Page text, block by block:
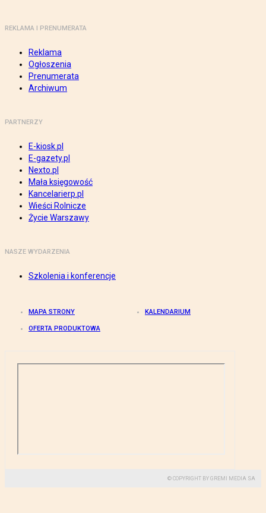
REKLAMA I PRENUMERATA
Reklama
Ogłoszenia
Prenumerata
Archiwum
PARTNERZY
E-kiosk.pl
E-gazety.pl
Nexto.pl
Mała księgowość
Kancelarierp.pl
Wieści Rolnicze
Życie Warszawy
NASZE WYDARZENIA
Szkolenia i konferencje
MAPA STRONY KALENDARIUM
OFERTA PRODUKTOWA
© COPYRIGHT BY GREMI MEDIA SA